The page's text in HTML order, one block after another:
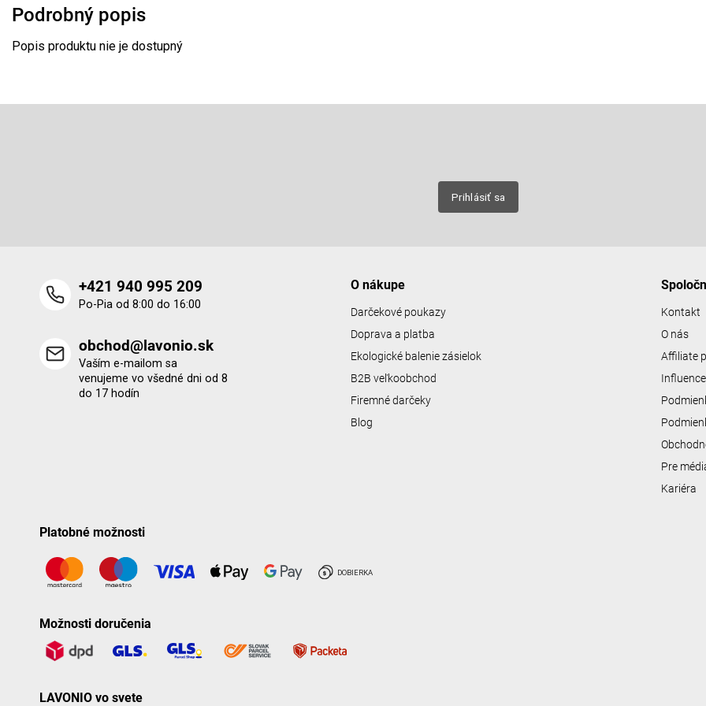
Podrobný popis
Popis produktu nie je dostupný
Prihlásiť sa
+421 940 995 209
Po-Pia od 8:00 do 16:00
obchod@lavonio.sk
Vaším e-mailom sa
venujeme vo všedné dni od 8
do 17 hodín
O nákupe
Darčekové poukazy
Doprava a platba
Ekologické balenie zásielok
B2B veľkoobchod
Firemné darčeky
Blog
Kontakt
O nás
Affiliate
Pre
Kariéra
Platobné možnosti
Možnosti doručenia
LAVONIO vo svete